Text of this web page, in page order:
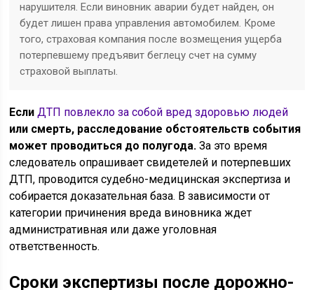
нарушителя. Если виновник аварии будет найден, он
будет лишен права управления автомобилем. Кроме
того, страховая компания после возмещения ущерба
потерпевшему предъявит беглецу счет на сумму
страховой выплаты.
ЕслиДТП повлекло за собой вред здоровью людей
или смерть, расследование обстоятельств события
может проводиться до полугода. За это время
следователь опрашивает свидетелей и потерпевших
ДТП, проводится судебно-медицинская экспертиза и
собирается доказательная база. В зависимости от
категории причинения вреда виновника ждет
административная или даже уголовная
ответственность.
Сроки экспертизы после дорожно-